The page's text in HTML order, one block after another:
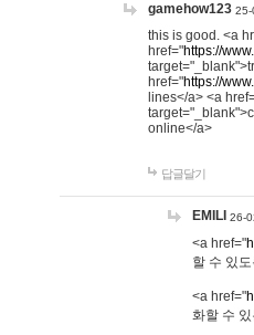
gamehow123 25-
this is good. <a
href="https://
href="https://
lines</a> <a
online</a>
답글달기
EMILI 26-
<a href="
할 수 있
<a href="
화할 수